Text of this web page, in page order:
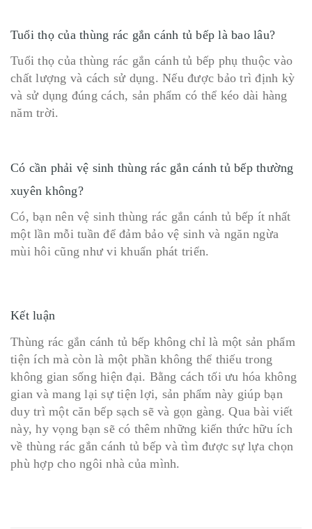
Tuổi thọ của thùng rác gắn cánh tủ bếp là bao lâu?
Tuổi thọ của thùng rác gắn cánh tủ bếp phụ thuộc vào
chất lượng và cách sử dụng. Nếu được bảo trì định kỳ
và sử dụng đúng cách, sản phẩm có thể kéo dài hàng
năm trời.
Có cần phải vệ sinh thùng rác gắn cánh tủ bếp thường
xuyên không?
Có, bạn nên vệ sinh thùng rác gắn cánh tủ bếp ít nhất
một lần mỗi tuần để đảm bảo vệ sinh và ngăn ngừa
mùi hôi cũng như vi khuẩn phát triển.
Kết luận
Thùng rác gắn cánh tủ bếp không chỉ là một sản phẩm
tiện ích mà còn là một phần không thể thiếu trong
không gian sống hiện đại. Bằng cách tối ưu hóa không
gian và mang lại sự tiện lợi, sản phẩm này giúp bạn
duy trì một căn bếp sạch sẽ và gọn gàng. Qua bài viết
này, hy vọng bạn sẽ có thêm những kiến thức hữu ích
về thùng rác gắn cánh tủ bếp và tìm được sự lựa chọn
phù hợp cho ngôi nhà của mình.